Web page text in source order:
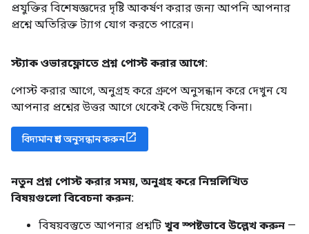
প্রযুক্তির বিশেষজ্ঞদের দৃষ্টি আকর্ষণ করার জন্য আপনি আপনার
প্রশ্নে অতিরিক্ত ট্যাগ যোগ করতে পারেন।
স্ট্যাক ওভারফ্লোতে প্রশ্ন পোস্ট করার আগে:
পোস্ট করার আগে, অনুগ্রহ করে গ্রুপে অনুসন্ধান করে দেখুন যে
আপনার প্রশ্নের উত্তর আগে থেকেই কেউ দিয়েছে কিনা।
বিদ্যমান প্রশ্ন অনুসন্ধান করুন
নতুন প্রশ্ন পোস্ট করার সময়, অনুগ্রহ করে নিম্নলিখিত
বিষয়গুলো বিবেচনা করুন:
বিষয়বস্তুতে আপনার প্রশ্নটি খুব স্পষ্টভাবে উল্লেখ করুন —